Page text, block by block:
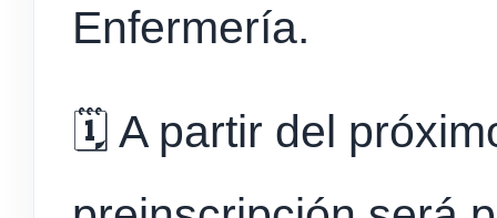
Enfermería.
🗓️ A partir del